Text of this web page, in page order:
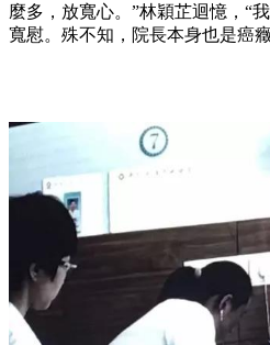
麼多，放寬心。”林穎芷迴憶，“
寬慰。殊不知，院長本身也是癌